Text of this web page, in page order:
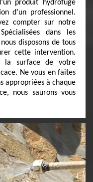
produit hydrofuge
d’un professionnel.
compter sur notre
dans les
disposons de tous
cette intervention.
la surface de votre
Ne vous en faites
appropriées à chaque
nous saurons vous